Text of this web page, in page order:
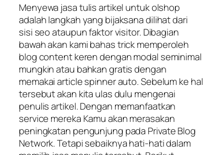
Menyewa jasa tulis artikel untuk olshop
adalah langkah yang bijaksana dilihat dari
sisi seo ataupun faktor visitor. Dibagian
bawah akan kami bahas trick memperoleh
blog content keren dengan modal seminimal
mungkin atau bahkan gratis dengan
memakai article spinner auto. Sebelum ke hal
tersebut akan kita ulas dulu mengenai
penulis artikel. Dengan memanfaatkan
service mereka Kamu akan merasakan
peningkatan pengunjung pada Private Blog
Network. Tetapi sebaiknya hati-hati dalam